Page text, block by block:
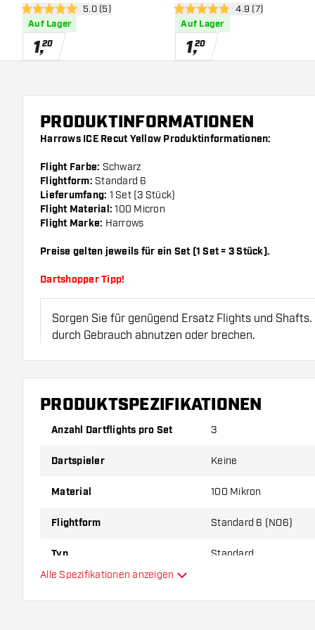
Bewertungsbereich öffnen
5 Bewertungssterne
5.0 (5)
Auf Lager
1,20
4.9 Bewertungssterne
4.9 (7)
Auf Lager
1,20
PRODUKTINFORMATIONEN
Harrows ICE Recut Yellow Produktinformationen:
Flight Farbe: Schwarz
Flightform: Standard 6
Lieferumfang: 1 Set (3 Stück)
Flight Material: 100 Micron
Flight Marke: Harrows
Preise gelten jeweils für ein Set (1 Set = 3 Stück).
Dartshopper Tipp!
Sorgen Sie für genügend Ersatz Flights und
durch Gebrauch abnutzen oder brechen.
Probieren Sie eine andere Form, ein anderes
Ihnen passt!
PRODUKTSPEZIFIKATIONEN
Anzahl Dartflights pro Set 3
Dartspieler Keine
Material 100 Mikron
Flightform Standard 6 (NO6)
Typ Standard
Alle Spezifikationen anzeigen